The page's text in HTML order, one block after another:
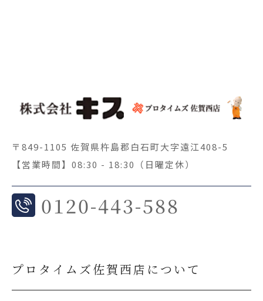
〒849-1105 佐賀県杵島郡白石町大字遠江408-5
【営業時間】08:30 - 18:30（日曜定休）
0120-443-588
プロタイムズ佐賀西店について